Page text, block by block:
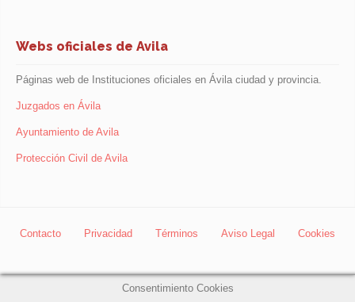
Webs oficiales de Avila
Páginas web de Instituciones oficiales en Ávila ciudad y provincia.
Juzgados en Ávila
Ayuntamiento de Avila
Protección Civil de Avila
Contacto Privacidad Términos Aviso Legal Cookies
Consentimiento Cookies